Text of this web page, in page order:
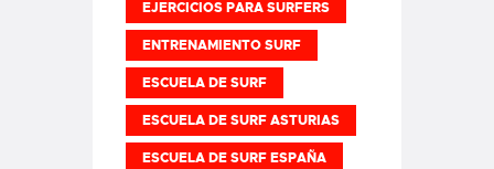
EJERCICIOS PARA SURFERS
ENTRENAMIENTO SURF
ESCUELA DE SURF
ESCUELA DE SURF ASTURIAS
ESCUELA DE SURF ESPAÑA